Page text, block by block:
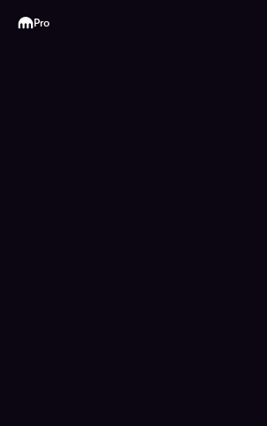
Kraken
Pro